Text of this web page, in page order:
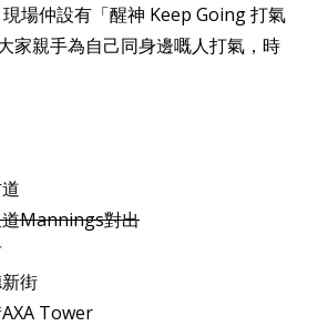
場仲設有「醒神 Keep Going 打氣
家親手為自己同身邊嘅人打氣，時
Mannings對出
街
Tower